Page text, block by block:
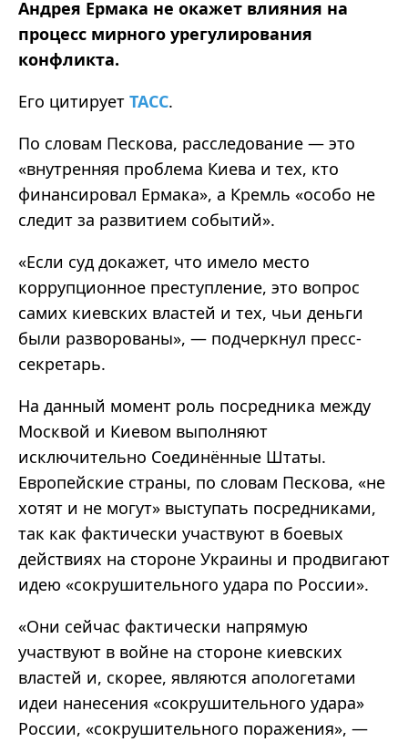
Андрея Ермака не окажет влияния на
процесс мирного урегулирования
конфликта.
Его цитирует ТАСС.
По словам Пескова, расследование — это
«внутренняя проблема Киева и тех, кто
финансировал Ермака», а Кремль «особо не
следит за развитием событий».
«Если суд докажет, что имело место
коррупционное преступление, это вопрос
самих киевских властей и тех, чьи деньги
были разворованы», — подчеркнул пресс-
секретарь.
На данный момент роль посредника между
Москвой и Киевом выполняют
исключительно Соединённые Штаты.
Европейские страны, по словам Пескова, «не
хотят и не могут» выступать посредниками,
так как фактически участвуют в боевых
действиях на стороне Украины и продвигают
идею «сокрушительного удара по России».
«Они сейчас фактически напрямую
участвуют в войне на стороне киевских
властей и, скорее, являются апологетами
идеи нанесения «сокрушительного удара»
России, «сокрушительного поражения», —